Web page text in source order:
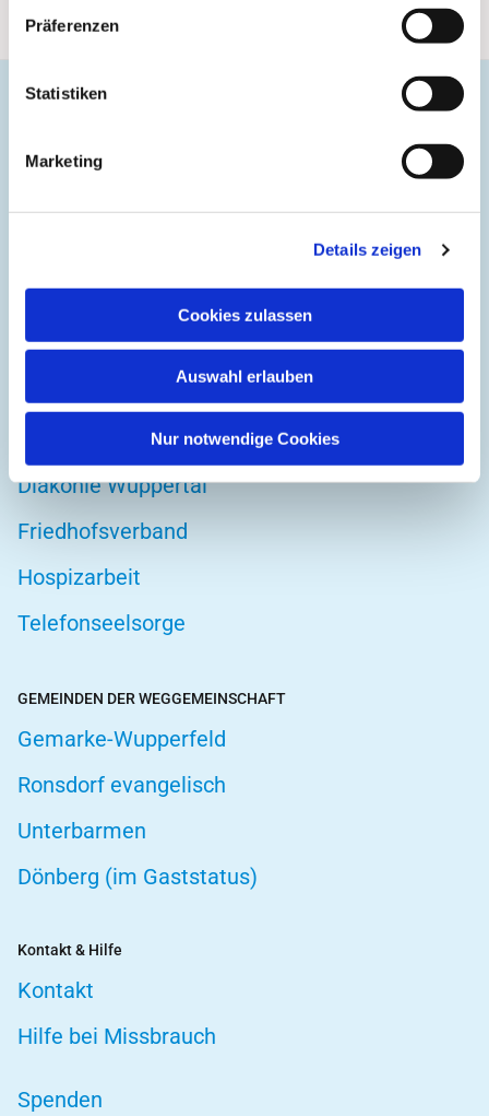
Präferenzen
Statistiken
Marketing
Details zeigen
Cookies zulassen
Auswahl erlauben
Nur notwendige Cookies
Kirchplatz 1
Kirchenkreis Wuppertal
Altenwohnstätte
Diakonie Wuppertal
Friedhofsverband
Hospizarbeit
Telefonseelsorge
GEMEINDEN DER WEGGEMEINSCHAFT
Gemarke-Wupperfeld
Ronsdorf evangelisch
Unterbarmen
Dönberg (im Gaststatus)
Kontakt & Hilfe
Kontakt
Hilfe bei Missbrauch
Spenden